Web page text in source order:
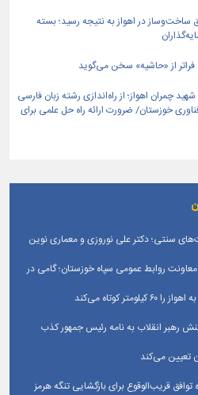
در اهواز به نتیجه رسید؛ بسته
فراتر از «حاشیه» سخن می‌گوید
چمران اهواز؛ از راه‌اندازی رشته زبان فارسی
خوزستان/ ضرورت ارائه راه حل علمی برای
سنتی؛ دکتر علی نوروزی و معماری نوین
روابط عمومی سپاه خوزستان؛ گامی در
کوتاه می‌کند
رهبر انقلاب به نامه رئیس جمهور کذب
تعیین می‌کند
توافق قریب‌الوقوع برای بازگشایی تنگه هرمز